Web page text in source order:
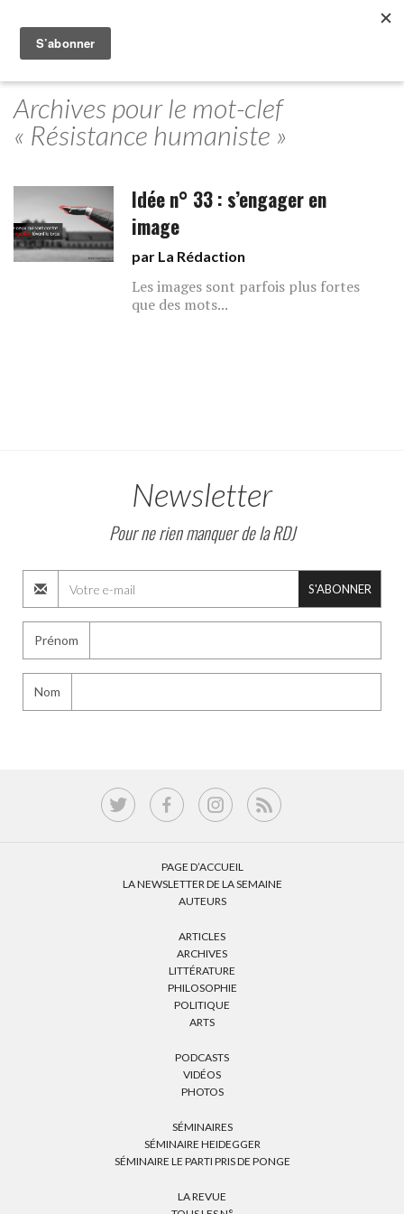
Archives pour le mot-clef
« Résistance humaniste »
Idée n° 33 : s’engager en
image
par La Rédaction
Les images sont parfois plus fortes
que des mots...
Newsletter
Pour ne rien manquer de la RDJ
S'ABONNER
Prénom
Nom
PAGE D’ACCUEIL
LA NEWSLETTER DE LA SEMAINE
AUTEURS
ARTICLES
ARCHIVES
LITTÉRATURE
PHILOSOPHIE
POLITIQUE
ARTS
PODCASTS
VIDÉOS
PHOTOS
SÉMINAIRES
SÉMINAIRE HEIDEGGER
SÉMINAIRE LE PARTI PRIS DE PONGE
LA REVUE